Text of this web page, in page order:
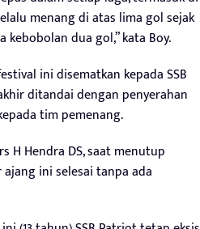
menang di atas lima gol sejak
kebobolan dua gol,” kata Boy.
ini disematkan kepada SSB
ditandai dengan penyerahan
tim pemenang.
H Hendra DS, saat menutup
ini selesai tanpa ada